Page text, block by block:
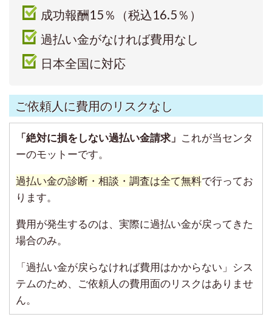
成功報酬15％（税込16.5％）
過払い金がなければ費用なし
日本全国に対応
ご依頼人に費用のリスクなし
「絶対に損をしない過払い金請求」 これが当センタ
ーのモットーです。
過払い金の診断・相談・調査は全て無料で行ってお
ります。
費用が発生するのは、実際に過払い金が戻ってきた
場合のみ。
「過払い金が戻らなければ費用はかからない」シス
テムのため、ご依頼人の費用面のリスクはありませ
ん。